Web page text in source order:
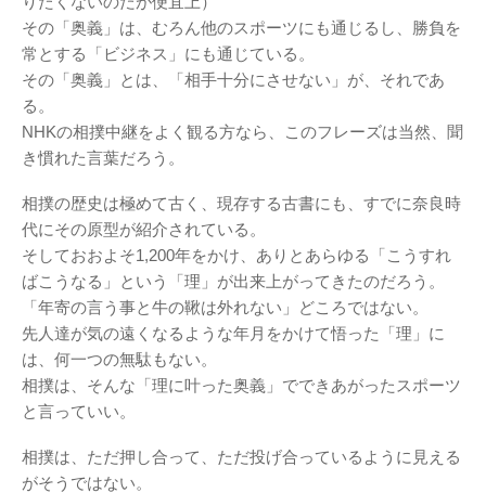
その「奥義」は、むろん他のスポーツにも通じるし、勝負を
常とする「ビジネス」にも通じている。
その「奥義」とは、「相手十分にさせない」が、それであ
る。
NHKの相撲中継をよく観る方なら、このフレーズは当然、聞
き慣れた言葉だろう。
相撲の歴史は極めて古く、現存する古書にも、すでに奈良時
代にその原型が紹介されている。
そしておおよそ1,200年をかけ、ありとあらゆる「こうすれ
ばこうなる」という「理」が出来上がってきたのだろう。
「年寄の言う事と牛の鞦は外れない」どころではない。
先人達が気の遠くなるような年月をかけて悟った「理」に
は、何一つの無駄もない。
相撲は、そんな「理に叶った奥義」でできあがったスポーツ
と言っていい。
相撲は、ただ押し合って、ただ投げ合っているように見える
がそうではない。